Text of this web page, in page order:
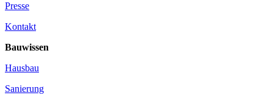
Presse
Kontakt
Bauwissen
Hausbau
Sanierung